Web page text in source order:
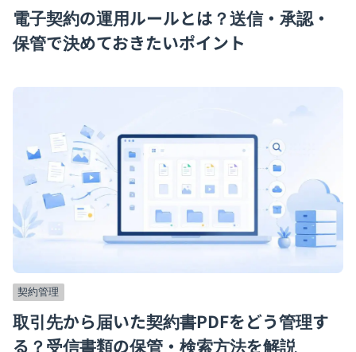
電子契約の運用ルールとは？送信・承認・
保管で決めておきたいポイント
契約管理
取引先から届いた契約書PDFをどう管理す
る？受信書類の保管・検索方法を解説